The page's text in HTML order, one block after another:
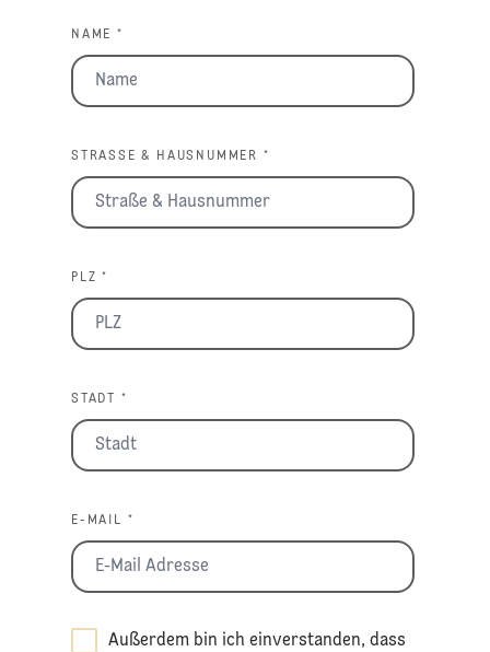
NAME *
STRASSE & HAUSNUMMER *
PLZ *
STADT *
E-MAIL *
Außerdem bin ich einverstanden, dass